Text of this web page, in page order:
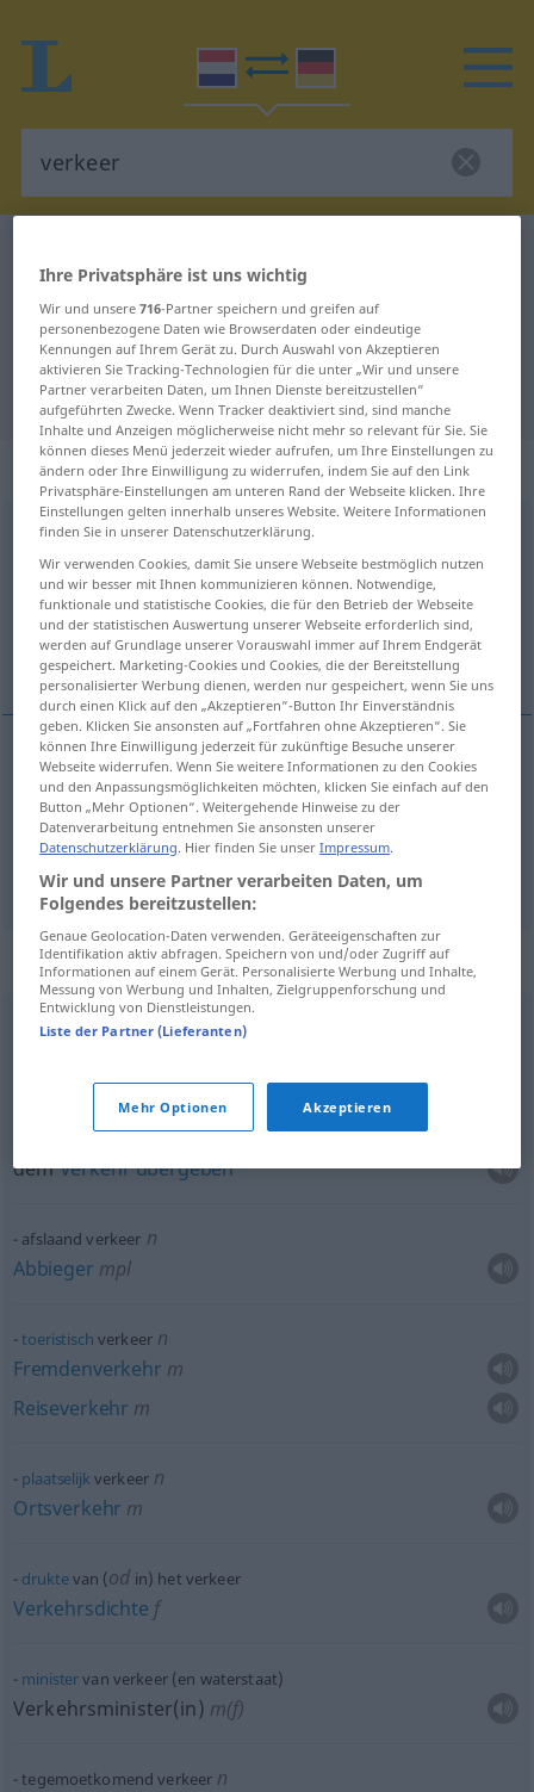
Niederländisch-Deutsch
Übersetzung für "verkeer"
"verkeer" Deutsch Übersetzung
„verkeer“: onzijdig
verkeer n
Übersicht aller Übersetzungen
(Für mehr Details die Übersetzung anklicken/antippen)
Verkehr, Umgang
Verkehrm verkeer
Umgangmmit Personbesonders verkeer
Beispielsätze für "verkeer"
doorgaand verkeern
voor het verkeeropenstellen
demVerkehrübergeben
afslaand verkeer n
Abbieger mpl
toeristisch verkeern
Fremdenverkehr m
Reiseverkehr m
plaatselijkverkeern
Ortsverkehr m
druktevan (od in) het verkeer
Verkehrsdichte f
ministervan verkeer (en waterstaat)
Verkehrsminister(in) m(f)
tegemoetkomend verkeer n
Ihre Privatsphäre ist uns wichtig
Wir und unsere716-Partner speichern und greifen auf
personenbezogene Daten wie Browserdaten oder eindeutige
Kennungen auf Ihrem Gerät zu. Durch Auswahl von Akzeptieren
aktivieren Sie Tracking-Technologien für die unter „Wir und unsere
Partner verarbeiten Daten, um Ihnen Dienste bereitzustellen“
aufgeführten Zwecke. Wenn Tracker deaktiviert sind, sind manche
Inhalte und Anzeigen möglicherweise nicht mehr so relevant für Sie. Sie
können dieses Menü jederzeit wieder aufrufen, um Ihre Einstellungen zu
ändern oder Ihre Einwilligung zu widerrufen, indem Sie auf den Link
Privatsphäre-Einstellungen am unteren Rand der Webseite klicken. Ihre
Einstellungen gelten innerhalb unseres Website. Weitere Informationen
finden Sie in unserer Datenschutzerklärung.
Wir verwenden Cookies, damit Sie unsere Webseite bestmöglich nutzen
und wir besser mit Ihnen kommunizieren können. Notwendige,
funktionale und statistische Cookies, die für den Betrieb der Webseite
und der statistischen Auswertung unserer Webseite erforderlich sind,
werden auf Grundlage unserer Vorauswahl immer auf Ihrem Endgerät
gespeichert. Marketing-Cookies und Cookies, die der Bereitstellung
personalisierter Werbung dienen, werden nur gespeichert, wenn Sie uns
durch einen Klick auf den „Akzeptieren“-Button Ihr Einverständnis
geben. Klicken Sie ansonsten auf „Fortfahren ohne Akzeptieren“. Sie
können Ihre Einwilligung jederzeit für zukünftige Besuche unserer
Webseite widerrufen. Wenn Sie weitere Informationen zu den Cookies
und den Anpassungsmöglichkeiten möchten, klicken Sie einfach auf den
Button „Mehr Optionen“. Weitergehende Hinweise zu der
Datenverarbeitung entnehmen Sie ansonsten unserer
Datenschutzerklärung. Hier finden Sie unserImpressum.
Wir und unsere Partner verarbeiten Daten, um
Folgendes bereitzustellen:
Genaue Geolocation-Daten verwenden. Geräteeigenschaften zur
Identifikation aktiv abfragen. Speichern von und/oder Zugriff auf
Informationen auf einem Gerät. Personalisierte Werbung und Inhalte,
Messung von Werbung und Inhalten, Zielgruppenforschung und
Entwicklung von Dienstleistungen.
Liste der Partner (Lieferanten)
Mehr Optionen Akzeptieren